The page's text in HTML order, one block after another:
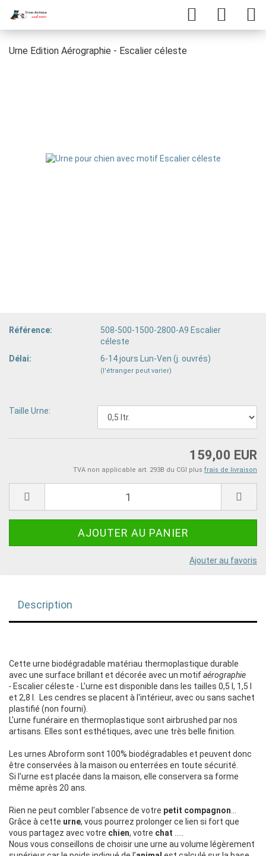
Urne Edition Aérographie - Escalier céleste
Référence:
508-500-1500-2800-A9 Escalier
céleste
Délai:
6-14 jours Lun-Ven (j. ouvrés)
(l'étranger peut varier)
Taille Urne:
159,00 EUR
TVA non applicable art. 293B du CGI plus frais de livraison
Ajouter au favoris
Description
Cette urne biodégradable matériau thermoplastique durable
avec une surface brillant et décorée avec un motifaérographie
- Escalier céleste - L'urne est disponible dans les tailles 0,5 l, 1,5 l
et 2,8 l. Les cendres se placent à l'intérieur, avec ou sans sachet
plastifié (non fourni).
L'urne funéraire en thermoplastique sont airbrushed par nos
artisans. Elles sont esthétiques, avec une très belle finition.
Les urnes Abroform sont 100% biodégradables et peuvent donc
être conservées à la maison ou enterrées en toute sécurité.
Si l'urne est placée dans la maison, elle conservera sa forme
même après 20 ans.
Rien ne peut combler l'absence de votre petit compagnon
Grâce à cette urne, vous pourrez prolonger ce lien si fort que
vous partagez avec votre chien, votre chat
Nous vous conseillons de choisir une urne au volume légèrement